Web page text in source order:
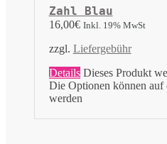
Zahl Blau
16,00€ Inkl. 19% MwSt
zzgl. Liefergebühr
Details Dieses Produkt
Die Optionen können auf
werden